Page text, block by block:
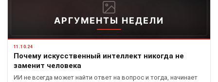
АРГУМЕНТЫ НЕДЕЛИ
11.10.24
Почему искусственный интеллект никогда не
заменит человека
ИИ не всегда может найти ответ на вопрос и тогда, начинает